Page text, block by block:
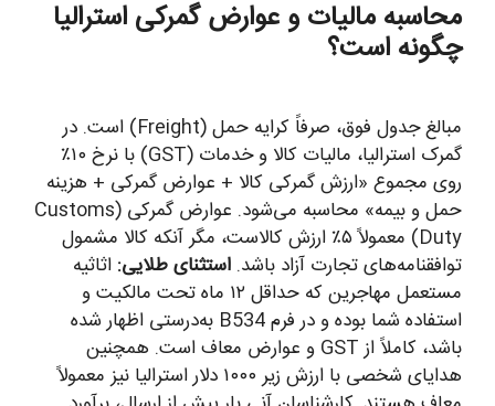
محاسبه مالیات و عوارض گمرکی استرالیا
چگونه است؟
مبالغ جدول فوق، صرفاً کرایه حمل (Freight) است. در
گمرک استرالیا، مالیات کالا و خدمات (GST) با نرخ ۱۰٪
روی مجموع «ارزش گمرکی کالا + عوارض گمرکی + هزینه
حمل و بیمه» محاسبه می‌شود. عوارض گمرکی (Customs
Duty) معمولاً ۵٪ ارزش کالاست، مگر آنکه کالا مشمول
توافقنامه‌های تجارت آزاد باشد. استثنای طلایی: اثاثیه
مستعمل مهاجرین که حداقل ۱۲ ماه تحت مالکیت و
استفاده شما بوده و در فرم B534 به‌درستی اظهار شده
باشد، کاملاً از GST و عوارض معاف است. همچنین
هدایای شخصی با ارزش زیر ۱۰۰۰ دلار استرالیا نیز معمولاً